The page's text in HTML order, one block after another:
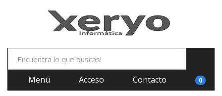
Menú Acceso Contacto 0